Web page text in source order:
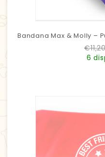
Bandana Max & Molly –
€
6